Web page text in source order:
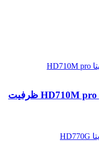
هارد اکسترنال ای دیتا مدل HD710M pro ظرفیت